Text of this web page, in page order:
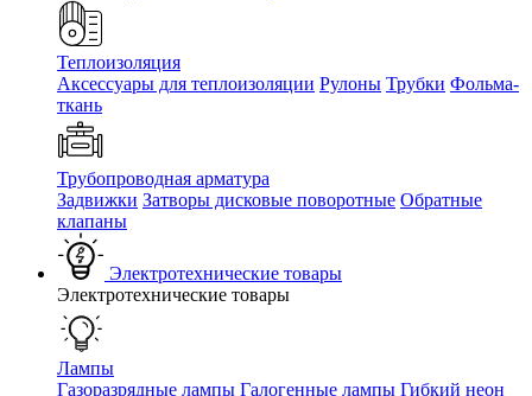
Теплоизоляция
Аксессуары для теплоизоляции Рулоны Трубки Фольма-
ткань
Трубопроводная арматура
Задвижки Затворы дисковые поворотные Обратные
клапаны
Электротехнические товары
Электротехнические товары
Лампы
Газоразрядные лампы Галогенные лампы Гибкий неон